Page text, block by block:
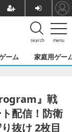
menu
search
ーム 家庭用ゲー
』戦
配信！防衛
抜け 2枚目